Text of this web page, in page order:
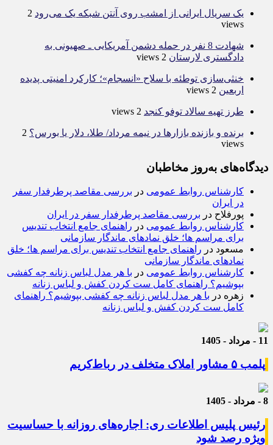
یک سریال ایرانی از امشب روی آنتن شبکه یک می‌رود 2
views
شهادت 8 نفر در حمله دشمن آمریکایی ـ صهیونی‌ به
دادگستری لارستان 2 views
خنثی‌سازی توطئه با سلاح «انسجام»؛ کارکرد امنیتی پدیده
اربعین 2 views
طرز تهیه سالاد توفو کنجد 2 views
برنده‌ و بازنده بازارها در نیمه مرداد/ طلا، دلار یا بورس؟ 2
views
دیدگاه‌های به‌روز مخاطبان
کارشناس روابط عمومی در بررسی مقاصد پرطرفدار سفر
در ایران
پورفلاح در بررسی مقاصد پرطرفدار سفر در ایران
کارشناس روابط عمومی در راهنمای جامع انتخاب تندیس
برای مراسم ها؛ خلق نمادهای ماندگار سازمانی
مسعود در راهنمای جامع انتخاب تندیس برای مراسم ها؛ خلق
نمادهای ماندگار سازمانی
کارشناس روابط عمومی در با هر مدل لباس زنانه چه کفشی
بپوشیم؟ راهنمای کامل ست کردن کفش و لباس زنانه
زهره در با هر مدل لباس زنانه چه کفشی بپوشیم؟ راهنمای
کامل ست کردن کفش و لباس زنانه
11 - مرداد - 1405
پلمب ۵ مشاور املاک متخلف در رباط‌کریم
8 - مرداد - 1405
رئیس پلیس اطلاعات ری: اجاره‌های روزانه با حساسیت
ویژه رصد شود